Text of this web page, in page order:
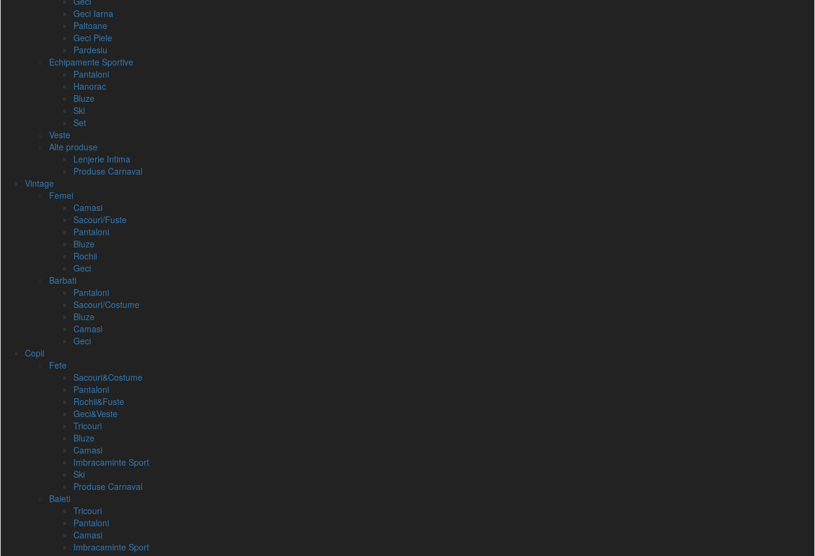
Geci Iarna
Paltoane
Geci Piele
Pardesiu
Echipamente Sportive
Pantaloni
Hanorac
Bluze
Ski
Set
Veste
Alte produse
Lenjerie Intima
Produse Carnaval
Vintage
Femei
Camasi
Sacouri/Fuste
Pantaloni
Bluze
Rochii
Geci
Barbati
Pantaloni
Sacouri/Costume
Bluze
Camasi
Geci
Copii
Fete
Sacouri&Costume
Pantaloni
Rochii&Fuste
Geci&Veste
Tricouri
Bluze
Camasi
Imbracaminte Sport
Ski
Produse Carnaval
Baieti
Tricouri
Pantaloni
Camasi
Imbracaminte Sport